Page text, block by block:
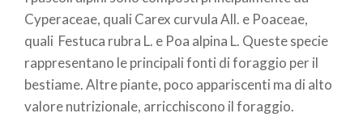
Cyperaceae, quali Carex curvula All. e Poaceae,
quali Festuca rubra L. e Poa alpina L. Queste specie
rappresentano le principali fonti di foraggio per il
bestiame. Altre piante, poco appariscenti ma di alto
valore nutrizionale, arricchiscono il foraggio.